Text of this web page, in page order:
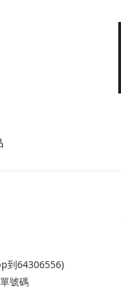
到64306556)
號碼